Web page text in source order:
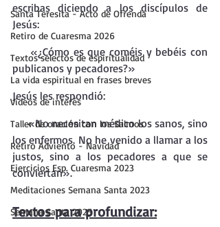
Santa Teresita - Acto de Ofrenda
Retiro de Cuaresma 2026
Textos selectos de espiritualidad
La vida espiritual en frases breves
Vídeos de interés
Taller de oración con los Salmos
Retiro Adviento - Navidad
Ejercicios Esp. Cuaresma 2023
Meditaciones Semana Santa 2023
Semana Santa 2025
escribas diciendo a los discípulos de
Jesús:
«¿Cómo es que coméis y bebéis con
publicanos y pecadores?»
Jesús les respondió:
«No necesitan médico los sanos, sino
los enfermos. No he venido a llamar a los
justos, sino a los pecadores a que se
conviertan».
Textos para profundizar: